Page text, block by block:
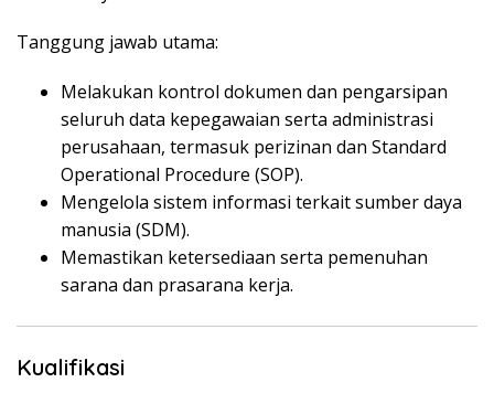
Tanggung jawab utama:
Melakukan kontrol dokumen dan pengarsipan
seluruh data kepegawaian serta administrasi
perusahaan, termasuk perizinan dan Standard
Operational Procedure (SOP).
Mengelola sistem informasi terkait sumber daya
manusia (SDM).
Memastikan ketersediaan serta pemenuhan
sarana dan prasarana kerja.
Kualifikasi